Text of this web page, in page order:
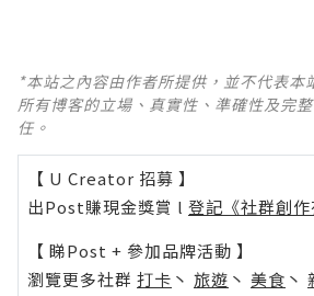
*本站之內容由作者所提供，並不代表本
所有博客的立場、真實性、準確性及完
任。
【 U Creator 招募 】
出Post賺現金獎賞 l 登記《社群創作
【 睇Post + 參加品牌活動 】
瀏覽更多社群 打卡 丶 旅遊 丶 美食 丶